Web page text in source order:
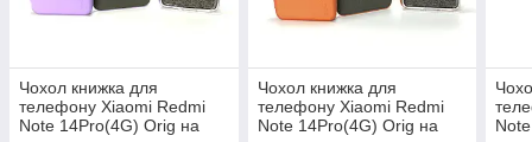
Чохол книжка для
телефону Xiaomi Redmi
Note 14Pro(4G) Orig на
Чохол книжка для
телефону Xiaomi Redmi
Note 14Pro(4G) Orig на